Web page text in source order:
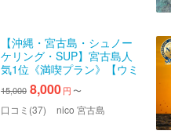
【沖縄・宮古島・シュノー
ケリング・SUP】宮古島人
気1位《満喫プラン》【ウミ
ガメシュノーケリング＆サ
ンセットSUPツアー】遭遇
率100%継続中｜写真無料｜
15,000 8,000円 〜
口コミ(37) nico 宮古島